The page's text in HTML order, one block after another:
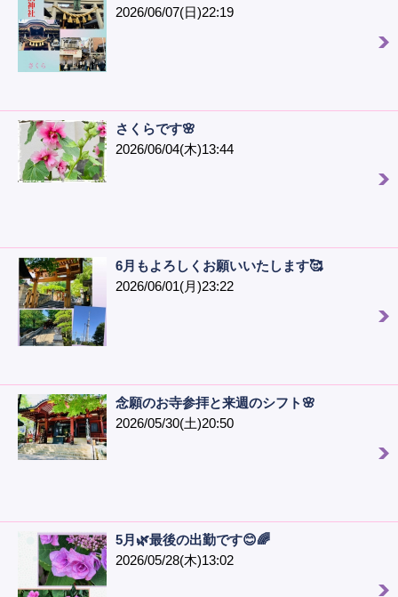
2026/06/07(日)22:19
さくらです🌸
2026/06/04(木)13:44
6月もよろしくお願いいたします🥰
2026/06/01(月)23:22
念願のお寺参拝と来週のシフト🌸
2026/05/30(土)20:50
5月🌿最後の出勤です😊🌈
2026/05/28(木)13:02